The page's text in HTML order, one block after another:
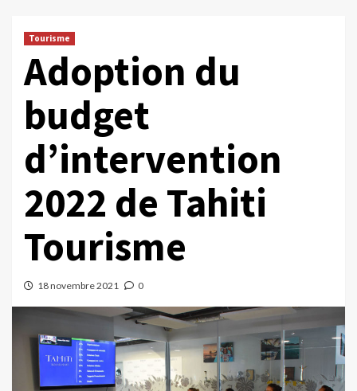
Tourisme
Adoption du
budget
d’intervention
2022 de Tahiti
Tourisme
18 novembre 2021 0